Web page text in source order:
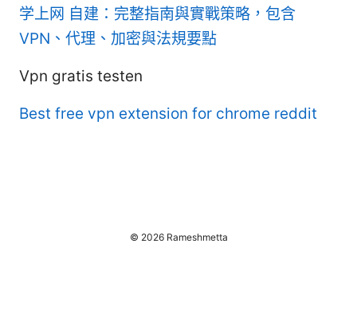
学上网 自建：完整指南與實戰策略，包含
VPN、代理、加密與法規要點
Vpn gratis testen
Best free vpn extension for chrome reddit
© 2026 Rameshmetta